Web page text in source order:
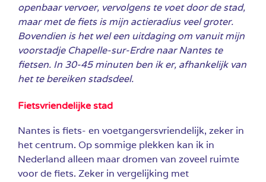
openbaar vervoer, vervolgens te voet door de stad,
maar met de fiets is mijn actieradius veel groter.
Bovendien is het wel een uitdaging om vanuit mijn
voorstadje Chapelle-sur-Erdre naar Nantes te
fietsen. In 30-45 minuten ben ik er, afhankelijk van
het te bereiken stadsdeel.
Fietsvriendelijke stad
Nantes is fiets- en voetgangersvriendelijk, zeker in
het centrum. Op sommige plekken kan ik in
Nederland alleen maar dromen van zoveel ruimte
voor de fiets. Zeker in vergelijking met